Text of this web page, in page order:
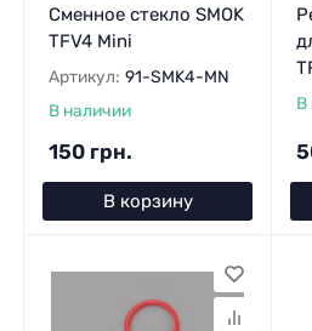
Сменное стекло SMOK
TFV4 Mini
Артикул: 91-SMK4-MN
В наличии
150 грн.
В корзину
В